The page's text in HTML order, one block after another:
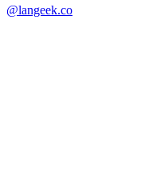
@langeek.co